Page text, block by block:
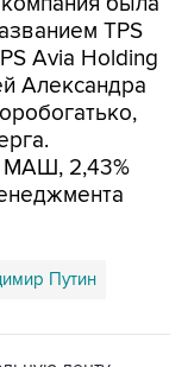
TPS
Avia Holding
Александра
МАШ, 2,43%
Путин